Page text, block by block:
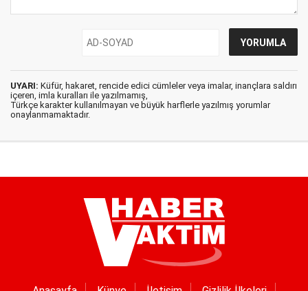
UYARI: Küfür, hakaret, rencide edici cümleler veya imalar, inançlara saldırı
içeren, imla kuralları ile yazılmamış,
Türkçe karakter kullanılmayan ve büyük harflerle yazılmış yorumlar
onaylanmamaktadır.